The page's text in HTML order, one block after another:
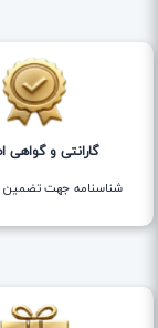
گارانتی و گواهی
شناسنامه جهت تضمین